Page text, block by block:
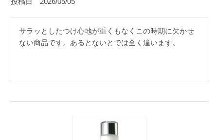
サラッとしたつけ心地が重くもなくこの時期に欠かせ